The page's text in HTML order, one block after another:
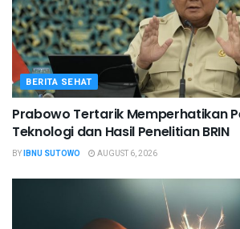
BERITA SEHAT
Prabowo Tertarik Memperhatikan
Teknologi dan Hasil Penelitian BRIN
BYIBNU SUTOWO AUGUST 6, 2026